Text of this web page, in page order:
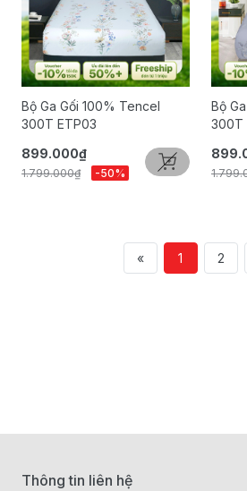
Bộ Ga Gối 100% Tencel
300T ETP03
899.000₫
1.799.000₫ -50%
Bộ
300T
« 1 2
Thông tin liên hệ